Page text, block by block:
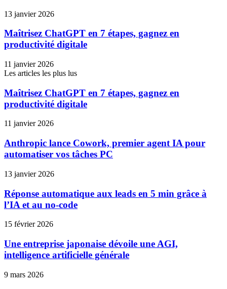
13 janvier 2026
Maîtrisez ChatGPT en 7 étapes, gagnez en
productivité digitale
11 janvier 2026
Les articles les plus lus
Maîtrisez ChatGPT en 7 étapes, gagnez en
productivité digitale
11 janvier 2026
Anthropic lance Cowork, premier agent IA pour
automatiser vos tâches PC
13 janvier 2026
Réponse automatique aux leads en 5 min grâce à
l’IA et au no-code
15 février 2026
Une entreprise japonaise dévoile une AGI,
intelligence artificielle générale
9 mars 2026